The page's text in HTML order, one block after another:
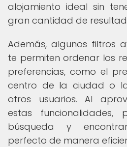
alojamiento ideal sin
gran cantidad de
Además, algunos filtros
te permiten ordenar los
preferencias, como el
centro de la ciudad o
otros usuarios. Al
estas funcionalidades,
búsqueda y
perfecto de manera